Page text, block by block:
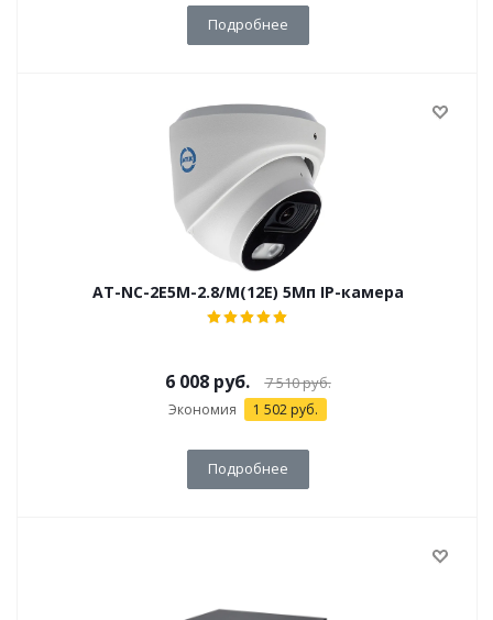
Подробнее
AT-NC-2E5M-2.8/M(12E) 5Мп IP-камера
6 008руб. 7 510руб.
Экономия 1 502 руб.
Подробнее